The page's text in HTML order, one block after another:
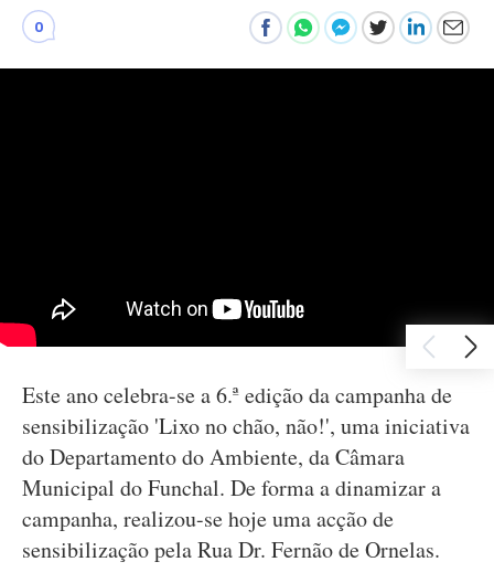
0
Este ano celebra-se a 6.ª edição da campanha de
sensibilização 'Lixo no chão, não!', uma iniciativa
do Departamento do Ambiente, da Câmara
Municipal do Funchal. De forma a dinamizar a
campanha, realizou-se hoje uma acção de
sensibilização pela Rua Dr. Fernão de Ornelas.